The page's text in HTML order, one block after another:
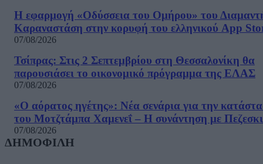
Η εφαρμογή «Οδύσσεια του Ομήρου» του
Καραναστάση στην κορυφή του ελληνικού App
07/08/2026
Τσίπρας: Στις 2 Σεπτεμβρίου στη Θεσσαλονίκη θα
παρουσιάσει το οικονομικό πρόγραμμα της ΕΛΑΣ
07/08/2026
«Ο αόρατος ηγέτης»: Νέα σενάρια για την
του Μοτζτάμπα Χαμενεΐ – Η συνάντηση με
07/08/2026
ΔΗΜΟΦΙΛΗ